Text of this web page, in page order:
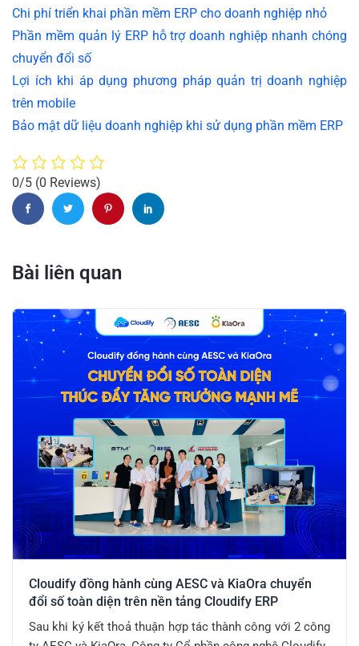
Chi phí triển khai phần mềm ERP cho doanh nghiệp nhỏ
Phần mềm quản lý ERP hỗ trợ doanh nghiệp nhanh chóng
chuyển đổi số
Lợi ích khi áp dụng phương pháp quản trị doanh nghiệp
trên mobile
Bảo mật dữ liệu doanh nghiệp khi sử dụng phần mềm ERP
0/5 (0 Reviews)
Bài liên quan
Cloudify đồng hành cùng AESC và KiaOra chuyển
đổi số toàn diện trên nền tảng Cloudify ERP
Sau khi ký kết thoả thuận hợp tác thành công với 2 công